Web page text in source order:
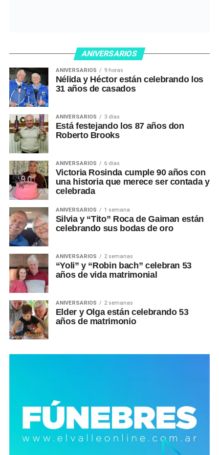
ANIVERSARIOS
ANIVERSARIOS 9 horas
Nélida y Héctor están celebrando los
31 años de casados
ANIVERSARIOS 3 días
Está festejando los 87 años don
Roberto Brooks
ANIVERSARIOS 6 días
Victoria Rosinda cumple 90 años con
una historia que merece ser contada y
celebrada
ANIVERSARIOS 1 semana
Silvia y “Tito” Roca de Gaiman están
celebrando sus bodas de oro
ANIVERSARIOS 2 semanas
“Yoli” y “Robin bach” celebran 53
años de vida matrimonial
ANIVERSARIOS 2 semanas
Elder y Olga están celebrando 53
años de matrimonio